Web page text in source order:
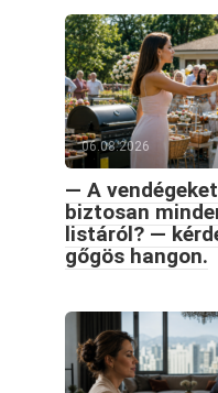
06.08.2026
— A
biztosan
listáról? —
gőgös hangon.